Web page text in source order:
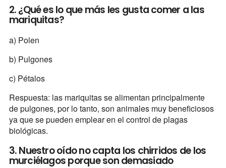
2. ¿Qué es lo que más les gusta comer a las
mariquitas?
a) Polen
b) Pulgones
c) Pétalos
Respuesta: las mariquitas se alimentan principalmente
de pulgones, por lo tanto, son animales muy beneficiosos
ya que se pueden emplear en el control de plagas
biológicas.
3. Nuestro oído no capta los chirridos de los
murciélagos porque son demasiado